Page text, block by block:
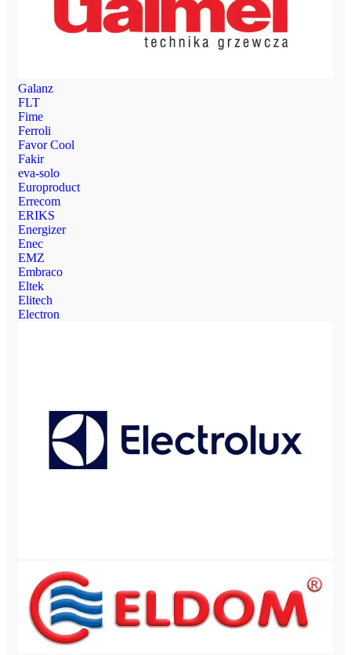
Galanz
FLT
Fime
Ferroli
Favor Cool
Fakir
eva-solo
Europroduct
Errecom
ERIKS
Energizer
Enec
EMZ
Embraco
Eltek
Elitech
Electron